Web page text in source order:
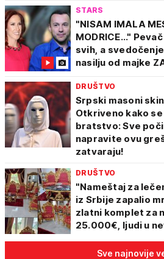
STARS
"NISAM IMALA
MODRICE..."
svih, a
nasilju od majke
DRUŠTVO
Srpski masoni
Otkriveno kako
bratstvo: Sve
napravite ovu
zatvaraju!
DRUŠTVO
"Nameštaj za
iz Srbije zapalio
zlatni komplet za
25.000€, ljudi u
Sve najnovije